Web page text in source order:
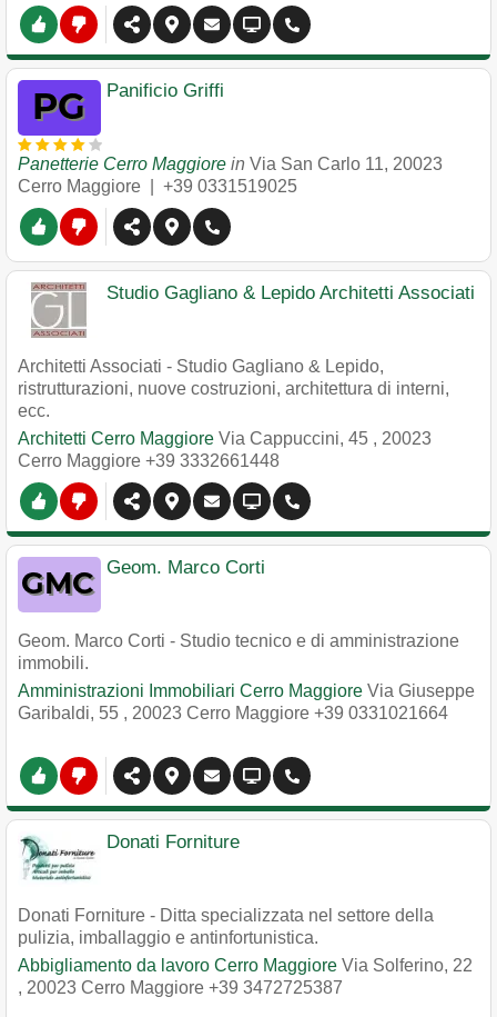
Panificio Griffi
Panetterie Cerro Maggiore in Via San Carlo 11, 20023
Cerro Maggiore
+39 0331519025
Studio Gagliano & Lepido Architetti Associati
Architetti Associati - Studio Gagliano & Lepido,
ristrutturazioni, nuove costruzioni, architettura di interni,
ecc.
Architetti Cerro Maggiore Via Cappuccini, 45 , 20023
Cerro Maggiore +39 3332661448
Geom. Marco Corti
Geom. Marco Corti - Studio tecnico e di amministrazione
immobili.
Amministrazioni Immobiliari Cerro Maggiore Via Giuseppe
Garibaldi, 55 , 20023 Cerro Maggiore +39 0331021664
Donati Forniture
Donati Forniture - Ditta specializzata nel settore della
pulizia, imballaggio e antinfortunistica.
Abbigliamento da lavoro Cerro Maggiore Via Solferino, 22
, 20023 Cerro Maggiore +39 3472725387